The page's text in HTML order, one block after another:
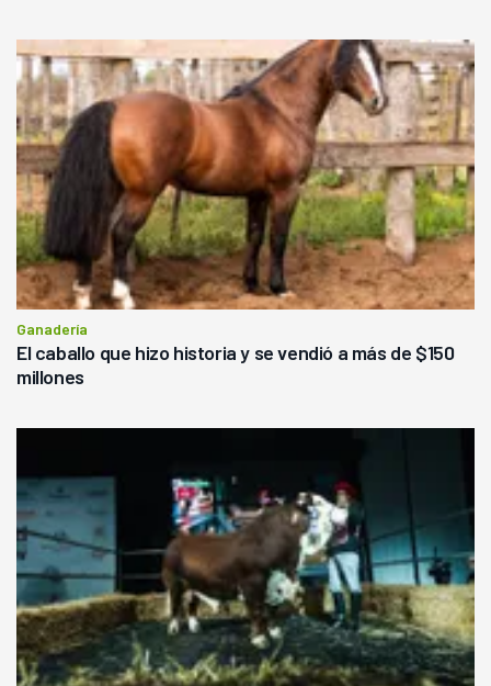
Ganadería
El caballo que hizo historia y se vendió a más de $150
millones